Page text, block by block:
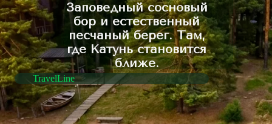
Заповедный сосновый
бор и естественный
песчаный берег. Там,
где Катунь становится
ближе.
TravelLine